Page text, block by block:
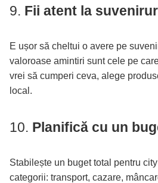
9. Fii atent la
E ușor să cheltui o avere pe
valoroase amintiri sunt cele pe
vrei să cumperi ceva, alege
local.
10. Planifică cu un
Stabilește un buget total pentru
categorii: transport, cazare,